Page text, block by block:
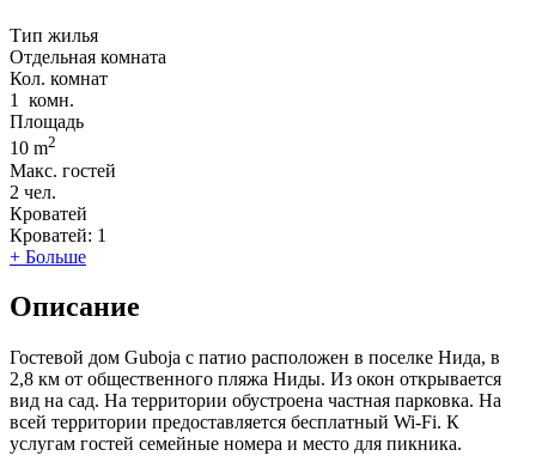
Тип жилья
Отдельная комната
Кол. комнат
1
комн.
Площадь
10 m2
Макс. гостей
2 чел.
Кроватей
Кроватей: 1
+ Больше
Описание
Гостевой дом Guboja с патио расположен в поселке Нида, в
2,8 км от общественного пляжа Ниды. Из окон открывается
вид на сад. На территории обустроена частная парковка. На
всей территории предоставляется бесплатный Wi-Fi. К
услугам гостей семейные номера и место для пикника.